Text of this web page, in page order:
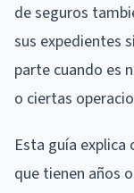
de seguros
sus expedientes
parte cuando es
o ciertas
Esta guía
que tienen años